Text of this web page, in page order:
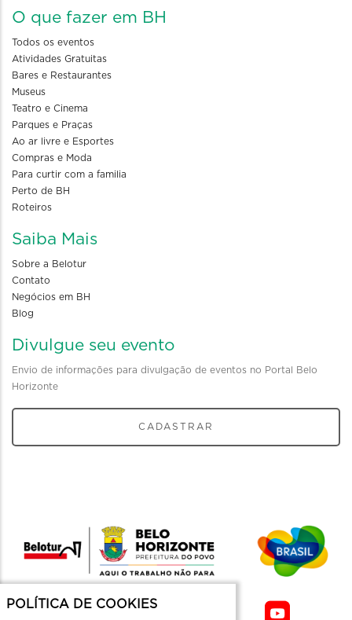
O que fazer em BH
Todos os eventos
Atividades Gratuitas
Bares e Restaurantes
Museus
Teatro e Cinema
Parques e Praças
Ao ar livre e Esportes
Compras e Moda
Para curtir com a familia
Perto de BH
Roteiros
Saiba Mais
Sobre a Belotur
Contato
Negócios em BH
Blog
Divulgue seu evento
Envio de informações para divulgação de eventos no Portal Belo
Horizonte
CADASTRAR
POLÍTICA DE COOKIES